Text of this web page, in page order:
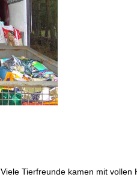
Viele Tierfreunde kamen mit vollen